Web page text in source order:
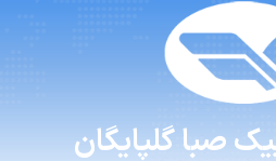
گلپایگان